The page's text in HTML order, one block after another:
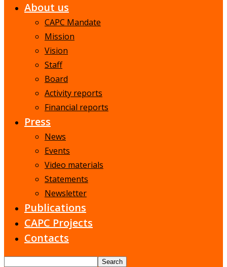
About us
CAPC Mandate
Mission
Vision
Staff
Board
Activity reports
Financial reports
Press
News
Events
Video materials
Statements
Newsletter
Publications
CAPC Projects
Contacts